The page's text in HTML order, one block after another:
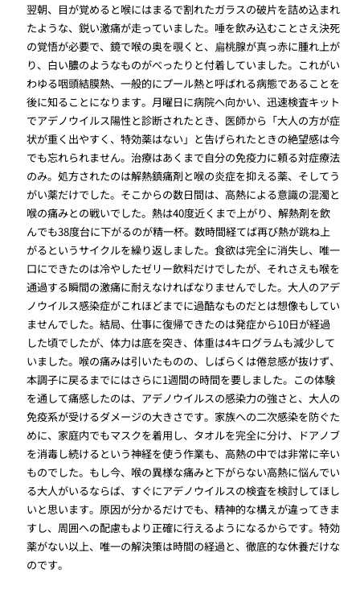
翌朝、目が覚めると喉にはまるで割れたガラスの破片を詰め込まれ
たような、鋭い激痛が走っていました。唾を飲み込むことさえ決死
の覚悟が必要で、鏡で喉の奥を覗くと、扁桃腺が真っ赤に腫れ上が
り、白い膿のようなものがべったりと付着していました。これがい
わゆる咽頭結膜熱、一般的にプール熱と呼ばれる病態であることを
後に知ることになります。月曜日に病院へ向かい、迅速検査キット
でアデノウイルス陽性と診断されたとき、医師から「大人の方が症
状が重く出やすく、特効薬はない」と告げられたときの絶望感は今
でも忘れられません。治療はあくまで自分の免疫力に頼る対症療法
のみ。処方されたのは解熱鎮痛剤と喉の炎症を抑える薬、そしてう
がい薬だけでした。そこからの数日間は、高熱による意識の混濁と
喉の痛みとの戦いでした。熱は40度近くまで上がり、解熱剤を飲
んでも38度台に下がるのが精一杯。数時間経てば再び熱が跳ね上
がるというサイクルを繰り返しました。食欲は完全に消失し、唯一
口にできたのは冷やしたゼリー飲料だけでしたが、それさえも喉を
通過する瞬間の激痛に耐えなければなりませんでした。大人のアデ
ノウイルス感染症がこれほどまでに過酷なものだとは想像もしてい
ませんでした。結局、仕事に復帰できたのは発症から10日が経過
した頃でしたが、体力は底を突き、体重は4キログラムも減少して
いました。喉の痛みは引いたものの、しばらくは倦怠感が抜けず、
本調子に戻るまでにはさらに1週間の時間を要しました。この体験
を通して痛感したのは、アデノウイルスの感染力の強さと、大人の
免疫系が受けるダメージの大きさです。家族への二次感染を防ぐた
めに、家庭内でもマスクを着用し、タオルを完全に分け、ドアノブ
を消毒し続けるという神経を使う作業も、高熱の中では非常に辛い
ものでした。もし今、喉の異様な痛みと下がらない高熱に悩んでい
る大人がいるならば、すぐにアデノウイルスの検査を検討してほし
いと思います。原因が分かるだけでも、精神的な構えが違ってきま
すし、周囲への配慮もより正確に行えるようになるからです。特効
薬がない以上、唯一の解決策は時間の経過と、徹底的な休養だけな
のです。